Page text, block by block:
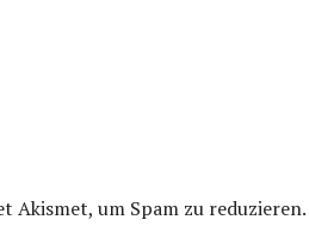
Akismet, um Spam zu reduzieren.